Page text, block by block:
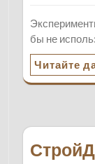
бы не
Читайте